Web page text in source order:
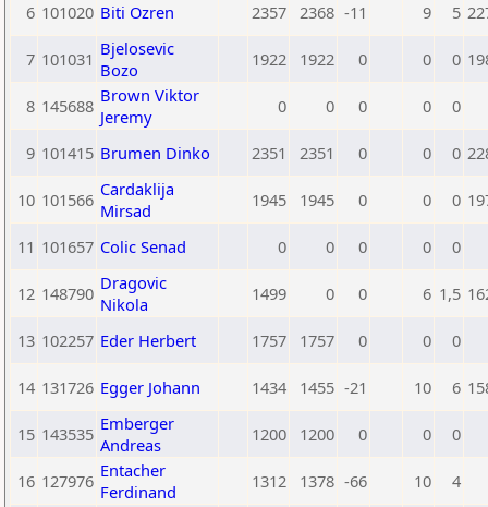
6 101020 Biti Ozren 2357 2368 -11 9 5
7 101031 Bjelosevic
Bozo
1922 1922 0 0 0
8 145688 Brown Viktor
Jeremy
0 0 0 0 0
9 101415 Brumen Dinko 2351 2351 0 0 0
10 101566 Cardaklija
Mirsad
1945 1945 0 0 0
11 101657 Colic Senad 0 0 0 0 0
12 148790 Dragovic
Nikola
1499 0 0 6 1,5
13 102257 Eder Herbert 1757 1757 0 0 0
14 131726 Egger Johann 1434 1455 -21 10 6
15 143535 Emberger
Andreas
1200 1200 0 0 0
16 127976 Entacher
Ferdinand
1312 1378 -66 10 4